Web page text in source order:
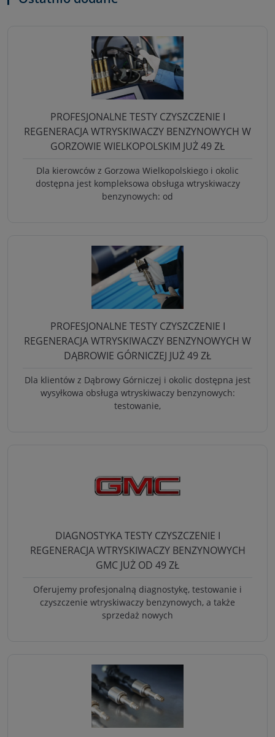
PROFESJONALNE TESTY CZYSZCZENIE I
REGENERACJA WTRYSKIWACZY BENZYNOWYCH W
GORZOWIE WIELKOPOLSKIM JUŻ 49 ZŁ
Dla kierowców z Gorzowa Wielkopolskiego i okolic
dostępna jest kompleksowa obsługa wtryskiwaczy
benzynowych: od
PROFESJONALNE TESTY CZYSZCZENIE I
REGENERACJA WTRYSKIWACZY BENZYNOWYCH W
DĄBROWIE GÓRNICZEJ JUŻ 49 ZŁ
Dla klientów z Dąbrowy Górniczej i okolic dostępna jest
wysyłkowa obsługa wtryskiwaczy benzynowych:
testowanie,
DIAGNOSTYKA TESTY CZYSZCZENIE I
REGENERACJA WTRYSKIWACZY BENZYNOWYCH
GMC JUŻ OD 49 ZŁ
Oferujemy profesjonalną diagnostykę, testowanie i
czyszczenie wtryskiwaczy benzynowych, a także
sprzedaż nowych